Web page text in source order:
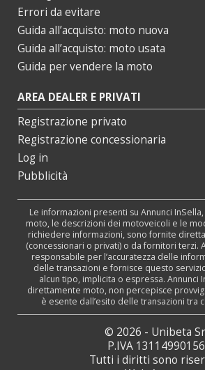
Errori da evitare
Guida all’acquisto: moto nuova
Guida all’acquisto: moto usata
Guida per vendere la moto
AREA DEALER E PRIVATI
Registrazione privato
Registrazione concessionaria
Log in
Pubblicità
Le informazioni presenti su Annunci
moto, le descrizioni dei motoveicoli e le
richiedere informazioni, sono fornite
(concessionari o privati) o da fornitori terzi.
responsabile per l’accuratezza delle
delle transazioni e fornisce questo
alcun tipo, implicita o espressa. Annunci
direttamente moto, non percepisce
è esente dall’esito delle transazioni tra
© 2026 - Unibeta
P.IVA 13114990156
Tutti i diritti sono